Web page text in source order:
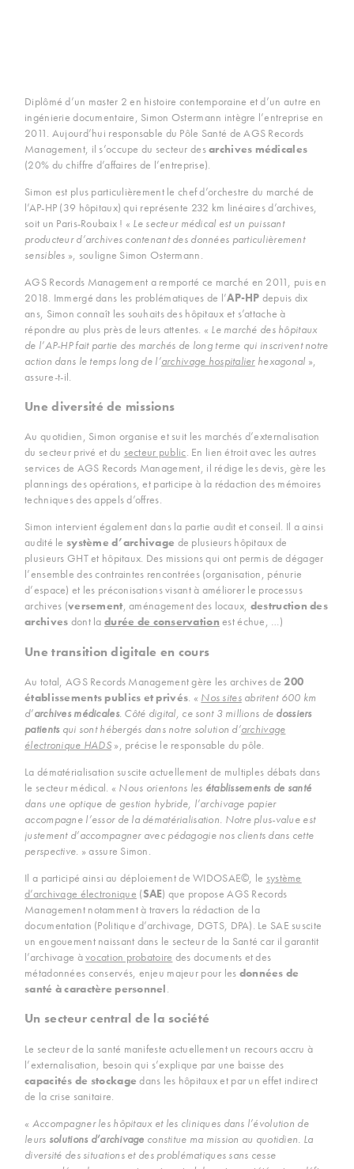
Diplômé d’un master 2 en histoire contemporaine et d’un autre en
ingénierie documentaire, Simon Ostermann intègre l’entreprise en
2011. Aujourd’hui responsable du Pôle Santé de AGS Records
Management, il s’occupe du secteur desarchives médicales
(20% du chiffre d’affaires de l’entreprise).
Simon est plus particulièrement le chef d’orchestre du marché de
l’AP-HP (39 hôpitaux) qui représente 232 km linéaires d’archives,
soit un Paris-Roubaix ! « Le secteur médical est un puissant
producteur d’archives contenant des données particulièrement
sensibles », souligne Simon Ostermann.
AGS Records Management a remporté ce marché en 2011, puis en
2018. Immergé dans les problématiques de l’AP-HP depuis dix
ans, Simon connaît les souhaits des hôpitaux et s’attache à
répondre au plus près de leurs attentes. « Le marché des hôpitaux
de l’AP-HP fait partie des marchés de long terme qui inscrivent notre
action dans le temps long de l’archivage hospitalierhexagonal »,
assure-t-il.
Une diversité de missions
Au quotidien, Simon organise et suit les marchés d’externalisation
du secteur privé et du secteur public. En lien étroit avec les autres
services de AGS Records Management, il rédige les devis, gère les
plannings des opérations, et participe à la rédaction des mémoires
techniques des appels d’offres.
Simon intervient également dans la partie audit et conseil. Il a ainsi
audité le système d’archivage de plusieurs hôpitaux de
plusieurs GHT et hôpitaux. Des missions qui ont permis de dégager
l’ensemble des contraintes rencontrées (organisation, pénurie
d’espace) et les préconisations visant à améliorer le processus
archives (versement, aménagement des locaux, destruction des
archives dont la durée de conservation est échue, …)
Une transition digitale en cours
Au total, AGS Records Management gère les archives de200
établissements publics et privés. « Nos sitesabritent 600 km
d’archives médicales. Côté digital, ce sont 3 millions de dossiers
patients qui sont hébergés dans notre solution d’archivage
électronique HADS», précise le responsable du pôle.
La dématérialisation suscite actuellement de multiples débats dans
le secteur médical. « Nous orientons les établissements de santé
dans une optique de gestion hybride, l’archivage papier
accompagne l’essor de la dématérialisation. Notre plus-value est
justement d’accompagner avec pédagogie nos clients dans cette
perspective. » assure Simon.
Il a participé ainsi au déploiement de WIDOSAE©, le système
d’archivage électronique (SAE) que propose AGS Records
Management notamment à travers la rédaction de la
documentation (Politique d’archivage, DGTS, DPA). Le SAE suscite
un engouement naissant dans le secteur de la Santé car il garantit
l’archivage àvocation probatoire des documents et des
métadonnées conservés, enjeu majeur pour les données de
santé à caractère personnel.
Un secteur central de la société
Le secteur de la santé manifeste actuellement un recours accru à
l’externalisation, besoin qui s’explique par une baisse des
capacités de stockage dans les hôpitaux et par un effet indirect
de la crise sanitaire.
« Accompagner les hôpitaux et les cliniques dans l’évolution de
leurs solutions d’archivage constitue ma mission au quotidien. La
diversité des situations et des problématiques sans cesse